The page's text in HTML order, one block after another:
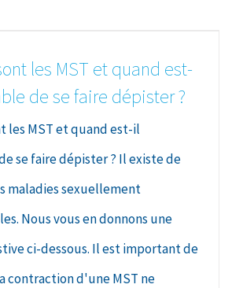
les MST et quand est-
de se faire dépister ?
les MST et quand est-il
se faire dépister ? Il existe de
maladies sexuellement
Nous vous en donnons une
ci-dessous. Il est important de
contraction d'une MST ne